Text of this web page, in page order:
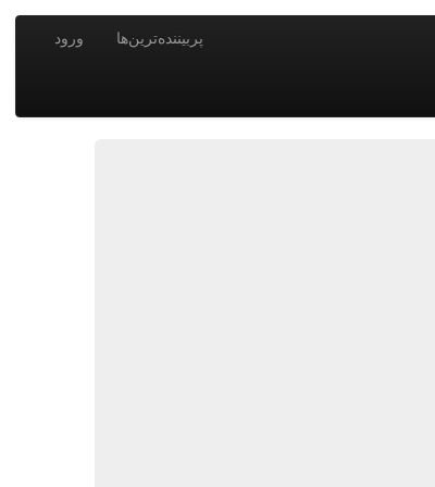
پربیننده‌ترین‌ها ورود